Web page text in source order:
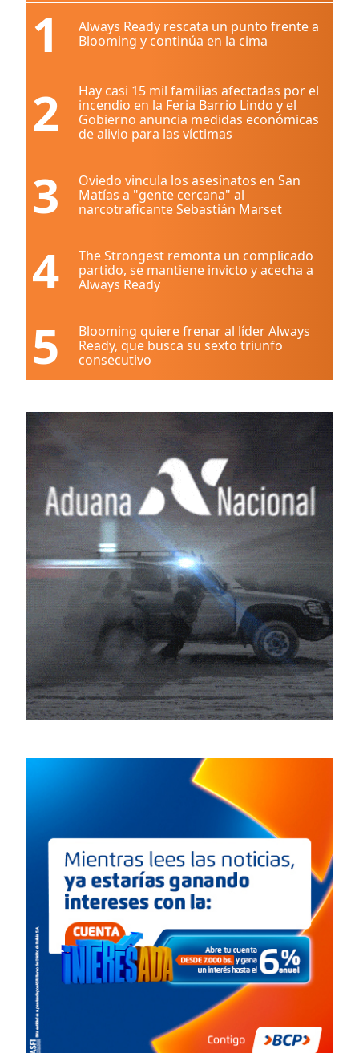
1
Always Ready rescata un punto frente a
Blooming y continúa en la cima
2
Hay casi 15 mil familias afectadas por el
incendio en la Feria Barrio Lindo y el
Gobierno anuncia medidas económicas
de alivio para las víctimas
3
Oviedo vincula los asesinatos en San
Matías a "gente cercana" al
narcotraficante Sebastián Marset
4
The Strongest remonta un complicado
partido, se mantiene invicto y acecha a
Always Ready
5
Blooming quiere frenar al líder Always
Ready, que busca su sexto triunfo
consecutivo